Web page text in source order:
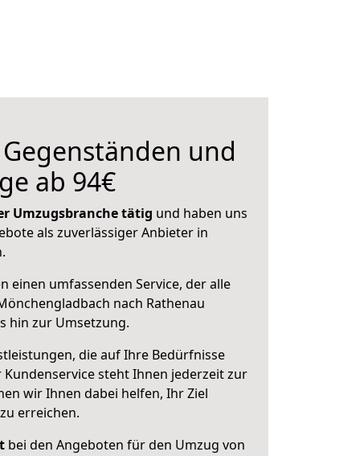
und
ab 94€
Umzugsbranche tätig und haben uns
als zuverlässiger Anbieter in
einen umfassenden Service, der alle
nach Rathenau
hin zur Umsetzung.
die auf Ihre Bedürfnisse
steht Ihnen jederzeit zur
wir Ihnen dabei helfen, Ihr Ziel
erreichen.
bei den Angeboten für den Umzug von